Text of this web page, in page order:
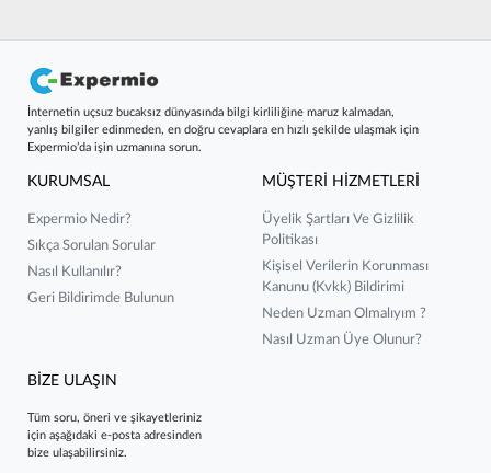
İnternetin uçsuz bucaksız dünyasında bilgi kirliliğine maruz kalmadan,
yanlış bilgiler edinmeden, en doğru cevaplara en hızlı şekilde ulaşmak için
Expermio’da işin uzmanına sorun.
KURUMSAL
Expermio Nedir?
Sıkça Sorulan Sorular
Nasıl Kullanılır?
Geri Bildirimde Bulunun
MÜŞTERİ HİZMETLERİ
Üyelik Şartları Ve Gizlilik
Politikası
Kişisel Verilerin Korunması
Kanunu (kvkk) Bildirimi
Neden Uzman Olmalıyım ?
Nasıl Uzman Üye Olunur?
BİZE ULAŞIN
Tüm soru, öneri ve şikayetleriniz
için aşağıdaki e-posta adresinden
bize ulaşabilirsiniz.